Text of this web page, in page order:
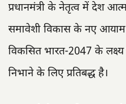
प्रधानमंत्री के नेतृत्व में देश
समावेशी विकास के नए आयाम
विकसित भारत-2047 के लक्ष्य
निभाने के लिए प्रतिबद्ध है।